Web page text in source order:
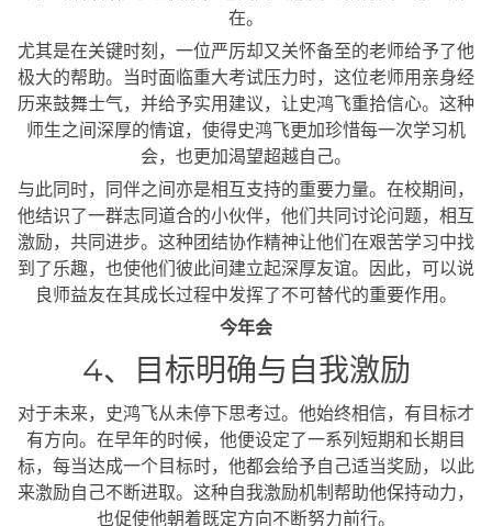
在。
尤其是在关键时刻，一位严厉却又关怀备至的老师给予了他
极大的帮助。当时面临重大考试压力时，这位老师用亲身经
历来鼓舞士气，并给予实用建议，让史鸿飞重拾信心。这种
师生之间深厚的情谊，使得史鸿飞更加珍惜每一次学习机
会，也更加渴望超越自己。
与此同时，同伴之间亦是相互支持的重要力量。在校期间，
他结识了一群志同道合的小伙伴，他们共同讨论问题，相互
激励，共同进步。这种团结协作精神让他们在艰苦学习中找
到了乐趣，也使他们彼此间建立起深厚友谊。因此，可以说
良师益友在其成长过程中发挥了不可替代的重要作用。
今年会
4、目标明确与自我激励
对于未来，史鸿飞从未停下思考过。他始终相信，有目标才
有方向。在早年的时候，他便设定了一系列短期和长期目
标，每当达成一个目标时，他都会给予自己适当奖励，以此
来激励自己不断进取。这种自我激励机制帮助他保持动力，
也促使他朝着既定方向不断努力前行。